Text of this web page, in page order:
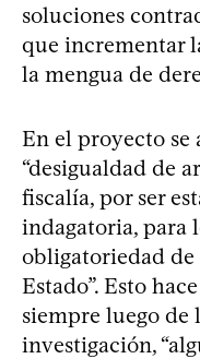
soluciones
que incrementar
la mengua de
En el proyecto se
“desigualdad de
fiscalía, por ser
indagatoria, para
obligatoriedad
Estado”. Esto
siempre luego
investigación,